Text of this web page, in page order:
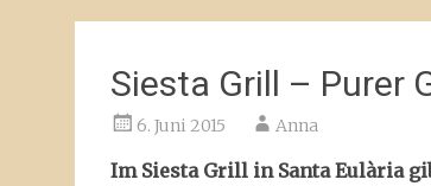
Siesta Grill – Purer
6. Juni 2015 Anna
Im Siesta Grill in Santa Eulària